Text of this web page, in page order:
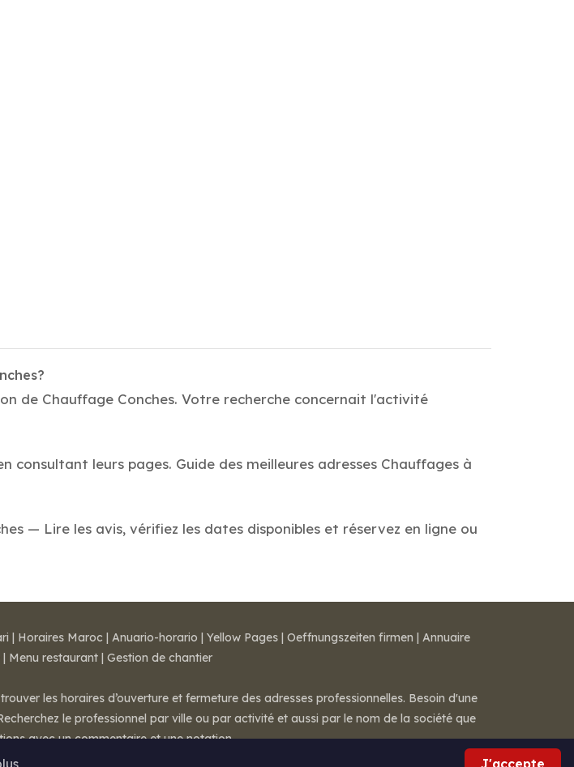
de Chauffage Conches. Votre recherche concernait l'activité
leurs pages. Guide des meilleures adresses Chauffages à
— Lire les avis, vérifiez les dates disponibles et réservez en ligne ou
J'accepte
| Horaires Maroc | Anuario-horario | Yellow Pages | Oeffnungszeiten firmen | Annuaire
| Menu restaurant | Gestion de chantier
les horaires d’ouverture et fermeture des adresses professionnelles. Besoin d'une
le professionnel par ville ou par activité et aussi par le nom de la société que
avec un commentaire et une notation.